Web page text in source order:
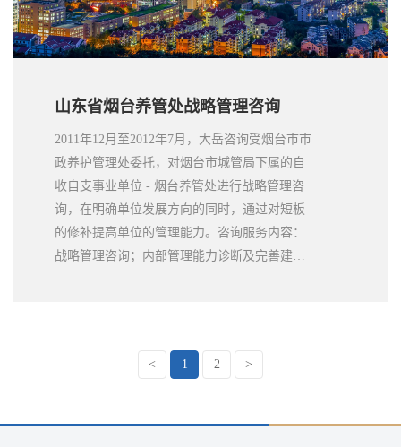
山东省烟台养管处战略管理咨询
2011年12月至2012年7月，大岳咨询受烟台市市
政养护管理处委托，对烟台市城管局下属的自
收自支事业单位 - 烟台养管处进行战略管理咨
询，在明确单位发展方向的同时，通过对短板
的修补提高单位的管理能力。咨询服务内容：
战略管理咨询；内部管理能力诊断及完善建
20%以上。客户对大岳咨询提供的专业服务非
< 1 2 >